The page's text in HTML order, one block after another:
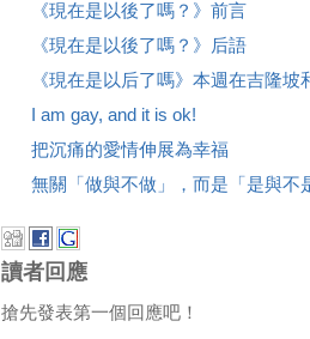
《現在是以後了嗎？》前言
《現在是以後了嗎？》后語
《現在是以后了嗎》本週在吉隆坡
I am gay, and it is ok!
把沉痛的愛情伸展為幸福
無關「做與不做」，而是「是與不
讀者回應
搶先發表第一個回應吧！